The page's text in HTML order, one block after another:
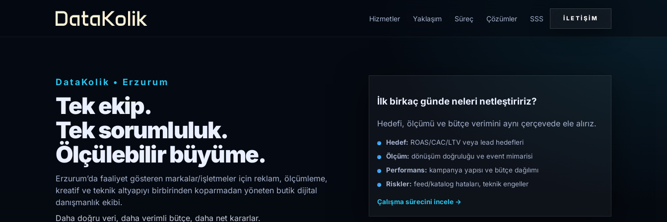
Hizmetler Yaklaşım Süreç Çözümler SSS İLETIŞIM
DataKolik • Erzurum
Tek ekip.
Tek sorumluluk.
Ölçülebilir büyüme.
Erzurum’da faaliyet gösteren markalar/işletmeler için reklam, ölçümleme,
kreatif ve teknik altyapıyı birbirinden koparmadan yöneten butik dijital
danışmanlık ekibi.
Daha doğru veri, daha verimli bütçe, daha net kararlar.
İlk birkaç günde neleri netleştiririz?
Hedefi, ölçümü ve bütçe verimini aynı çerçevede ele alırız.
Hedef: ROAS/CAC/LTV veya lead hedefleri
Ölçüm: dönüşüm doğruluğu ve event mimarisi
Performans: kampanya yapısı ve bütçe dağılımı
Riskler: feed/katalog hataları, teknik engeller
Çalışma sürecini incele →